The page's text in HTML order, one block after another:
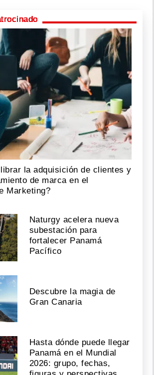
la adquisición de clientes y
de marca en el
Marketing?
Naturgy acelera nueva
subestación para
fortalecer Panamá
Pacífico
Descubre la magia de
Gran Canaria
Hasta dónde puede llegar
Panamá en el Mundial
2026: grupo, fechas,